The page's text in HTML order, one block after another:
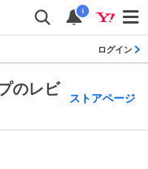
i
ログイン
のレビ
ストアページ